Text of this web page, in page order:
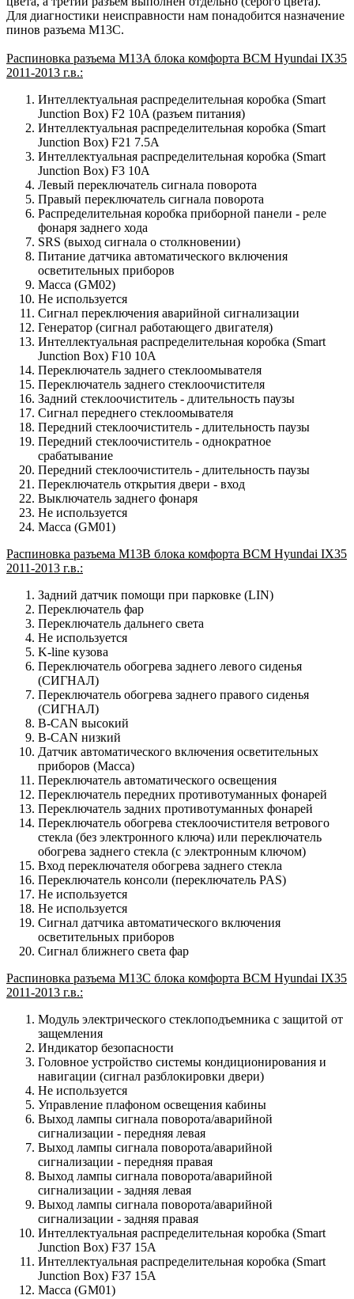
Для диагностики неисправности нам понадобится назначение
пинов разъема M13C.
Распиновка разъема M13A блока комфорта BCM Hyundai IX35
2011-2013 г.в.:
Интеллектуальная распределительная коробка (Smart
Junction Box) F2 10A (разъем питания)
Интеллектуальная распределительная коробка (Smart
Junction Box) F21 7.5A
Интеллектуальная распределительная коробка (Smart
Junction Box) F3 10A
Левый переключатель сигнала поворота
Правый переключатель сигнала поворота
Распределительная коробка приборной панели - реле
фонаря заднего хода
SRS (выход сигнала о столкновении)
Питание датчика автоматического включения
осветительных приборов
Масса (GM02)
Не используется
Сигнал переключения аварийной сигнализации
Генератор (сигнал работающего двигателя)
Интеллектуальная распределительная коробка (Smart
Junction Box) F10 10A
Переключатель заднего стеклоомывателя
Переключатель заднего стеклоочистителя
Задний стеклоочиститель - длительность паузы
Сигнал переднего стеклоомывателя
Передний стеклоочиститель - длительность паузы
Передний стеклоочиститель - однократное
срабатывание
Передний стеклоочиститель - длительность паузы
Переключатель открытия двери - вход
Выключатель заднего фонаря
Не используется
Масса (GM01)
Распиновка разъема M13B блока комфорта BCM Hyundai IX35
2011-2013 г.в.:
Задний датчик помощи при парковке (LIN)
Переключатель фар
Переключатель дальнего света
Не используется
K-line кузова
Переключатель обогрева заднего левого сиденья
(СИГНАЛ)
Переключатель обогрева заднего правого сиденья
(СИГНАЛ)
B-CAN высокий
B-CAN низкий
Датчик автоматического включения осветительных
приборов (Масса)
Переключатель автоматического освещения
Переключатель передних противотуманных фонарей
Переключатель задних противотуманных фонарей
Переключатель обогрева стеклоочистителя ветрового
стекла (без электронного ключа) или переключатель
обогрева заднего стекла (с электронным ключом)
Вход переключателя обогрева заднего стекла
Переключатель консоли (переключатель PAS)
Не используется
Не используется
Сигнал датчика автоматического включения
осветительных приборов
Сигнал ближнего света фар
Распиновка разъема M13C блока комфорта BCM Hyundai IX35
2011-2013 г.в.:
Модуль электрического стеклоподъемника с защитой от
защемления
Индикатор безопасности
Головное устройство системы кондиционирования и
навигации (сигнал разблокировки двери)
Не используется
Управление плафоном освещения кабины
Выход лампы сигнала поворота/аварийной
сигнализации - передняя левая
Выход лампы сигнала поворота/аварийной
сигнализации - передняя правая
Выход лампы сигнала поворота/аварийной
сигнализации - задняя левая
Выход лампы сигнала поворота/аварийной
сигнализации - задняя правая
Интеллектуальная распределительная коробка (Smart
Junction Box) F37 15A
Интеллектуальная распределительная коробка (Smart
Junction Box) F37 15A
Масса (GM01)